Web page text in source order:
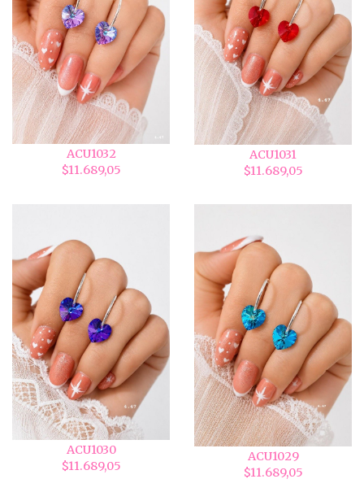
ACU1032
$11.689,05
ACU1031
$11.689,05
ACU1030
$11.689,05
ACU1029
$11.689,05